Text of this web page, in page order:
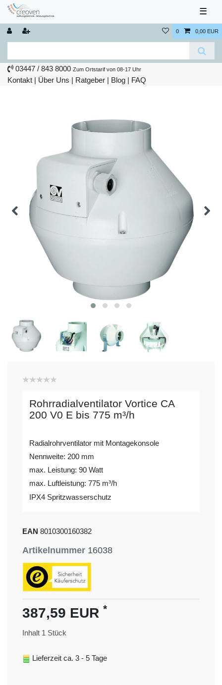
☰
0 0,00 EUR
03447 / 843 8000 Zum Ortstarif von 08-17 Uhr
Kontakt | Über Uns | Ratgeber | Blog | FAQ
Rohrradialventilator Vortice CA
200 V0 E bis 775 m³/h
Radialrohrventilator mit Montagekonsole
Nennweite: 200 mm
max. Leistung: 90 Watt
max. Luftleistung: 775 m³/h
IPX4 Spritzwasserschutz
EAN 8010300160382
Artikelnummer 16038
387,59 EUR *
Inhalt 1 Stück
Lieferzeit ca. 3 - 5 Tage